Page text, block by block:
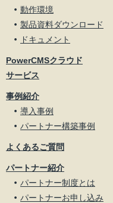
動作環境
製品資料ダウンロード
ドキュメント
PowerCMSクラウド
サービス
事例紹介
導入事例
パートナー構築事例
よくあるご質問
パートナー紹介
パートナー制度とは
パートナーお申し込み